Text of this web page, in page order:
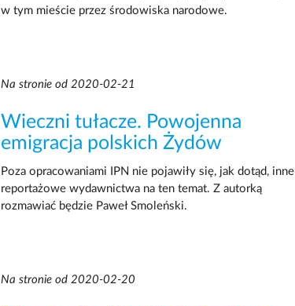
w tym mieście przez środowiska narodowe.
Na stronie od 2020-02-21
Wieczni tułacze. Powojenna
emigracja polskich Żydów
Poza opracowaniami IPN nie pojawiły się, jak dotąd, inne
reportażowe wydawnictwa na ten temat. Z autorką
rozmawiać będzie Paweł Smoleński.
Na stronie od 2020-02-20